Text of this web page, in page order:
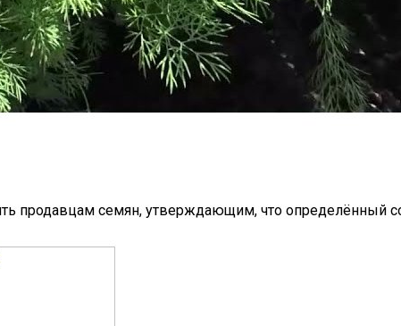
продавцам семян, утверждающим, что определённый